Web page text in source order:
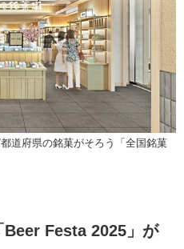
道府県の銘菓がそろう「全国銘菓
Festa 2025」が